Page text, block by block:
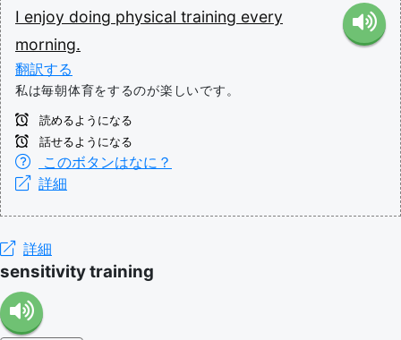
I enjoy doing physical training every
morning.
翻訳する
私は毎朝体育をするのが楽しいです。
読めるようになる
話せるようになる
このボタンはなに？
詳細
詳細
sensitivity training